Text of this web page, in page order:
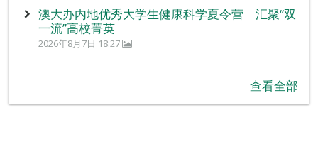
澳大办内地优秀大学生健康科学夏令营 汇聚“双
一流”高校菁英
2026年8月7日 18:27
查看全部